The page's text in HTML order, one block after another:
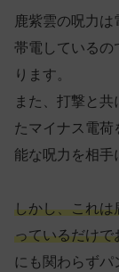
鹿紫雲の呪力
帯電しているの
ります。
また、打撃と
たマイナス電荷
能な呪力を相手
しかし、これは
っているだけで
にも関わらずパ